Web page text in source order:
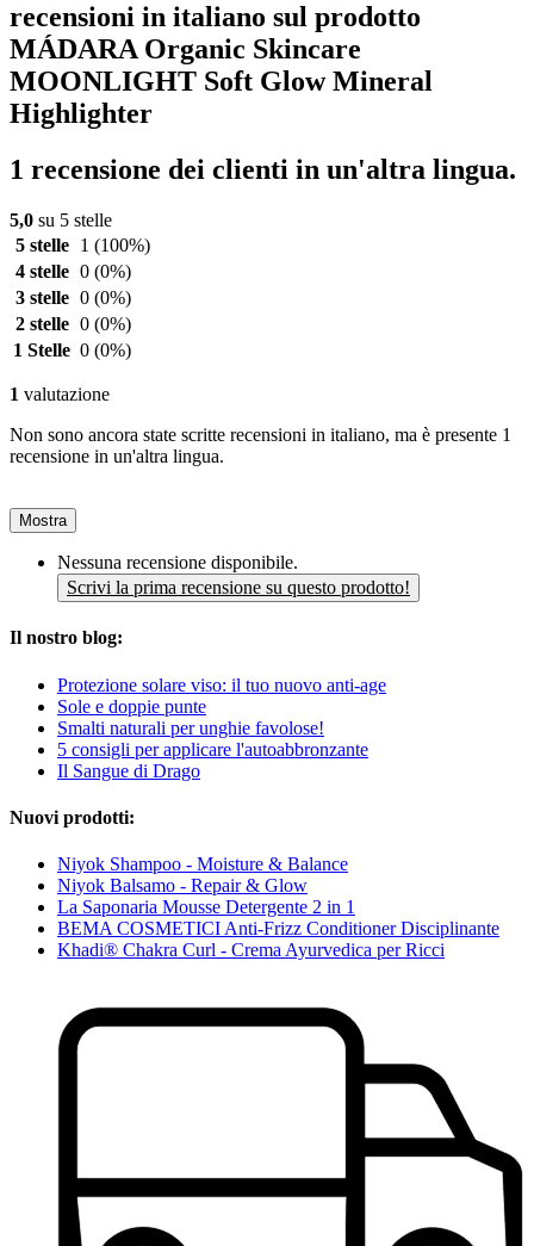
recensioni in italiano sul prodotto
MÁDARA Organic Skincare
MOONLIGHT Soft Glow Mineral
Highlighter
1 recensione dei clienti in un'altra lingua.
5,0 su 5 stelle
5 stelle
1 (100%)
4 stelle 0 (0%)
3 stelle 0 (0%)
2 stelle 0 (0%)
1 Stelle 0 (0%)
1 valutazione
Non sono ancora state scritte recensioni in italiano, ma è presente 1
recensione in un'altra lingua.
Mostra
Nessuna recensione disponibile.
Scrivi la prima recensione su questo prodotto!
Il nostro blog:
Protezione solare viso: il tuo nuovo anti-age
Sole e doppie punte
Smalti naturali per unghie favolose!
5 consigli per applicare l'autoabbronzante
Il Sangue di Drago
Nuovi prodotti:
Niyok Shampoo - Moisture & Balance
Niyok Balsamo - Repair & Glow
La Saponaria Mousse Detergente 2 in 1
BEMA COSMETICI Anti-Frizz Conditioner Disciplinante
Khadi® Chakra Curl - Crema Ayurvedica per Ricci